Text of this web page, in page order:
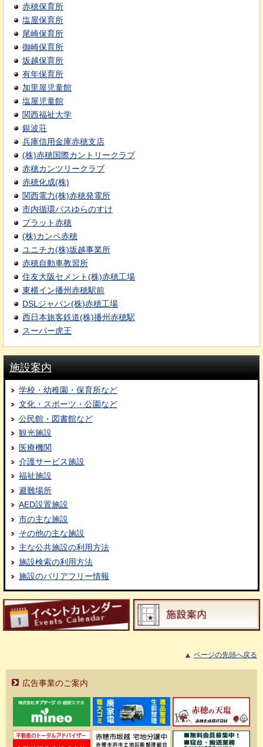
赤穂保育所
塩屋保育所
尾崎保育所
御崎保育所
坂越保育所
有年保育所
加里屋児童館
塩屋児童館
関西福祉大学
銀波荘
兵庫信用金庫赤穂支店
(株)赤穂国際カントリークラブ
赤穂カンツリークラブ
赤穂化成(株)
関西電力(株)赤穂発電所
市内循環バスゆらのすけ
プラット赤穂
(株)カンペ赤穂
ユニチカ(株)坂越事業所
赤穂自動車教習所
住友大阪セメント(株)赤穂工場
東横イン播州赤穂駅前
DSLジャパン(株)赤穂工場
西日本旅客鉄道(株)播州赤穂駅
スーパー虎王
施設案内
学校・幼稚園・保育所など
文化・スポーツ・公園など
公民館・図書館など
観光施設
医療機関
介護サービス施設
福祉施設
避難場所
AED設置施設
市の主な施設
その他の主な施設
主な公共施設の利用方法
施設検索の利用方法
施設のバリアフリー情報
ページの先頭へ戻る
広告事業のご案内